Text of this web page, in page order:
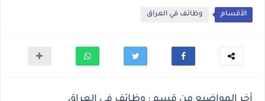
الأقسام وظائف في العراق